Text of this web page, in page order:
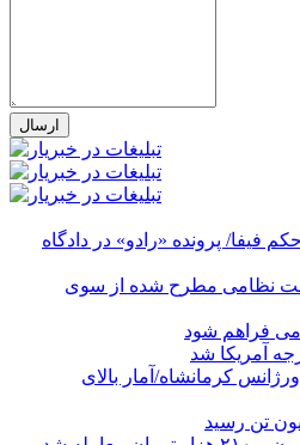
فیفا/ پرونده «رادو» در دادگاه
نظامی مطرح شده از سوی
فراهم شود
آمریکا شد
اورژانس کرمانشاه/آمار بالای